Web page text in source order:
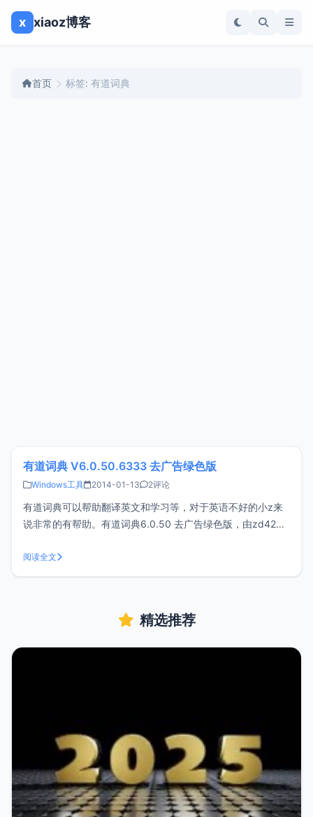
x xiaoz博客
首页 标签: 有道词典
有道词典 V6.0.50.6333 去广告绿色版
Windows工具 2014-01-13 2评论
有道词典可以帮助翻译英文和学习等，对于英语不好的小z来
说非常的有帮助。有道词典6.0.50 去广告绿色版，由zd423
新内容：全新用户界面，更加清新；新增看天下版块，提供丰
富的全新资讯，包括文字、视频形式；新增口语练习功能，
阅读全文
精选推荐